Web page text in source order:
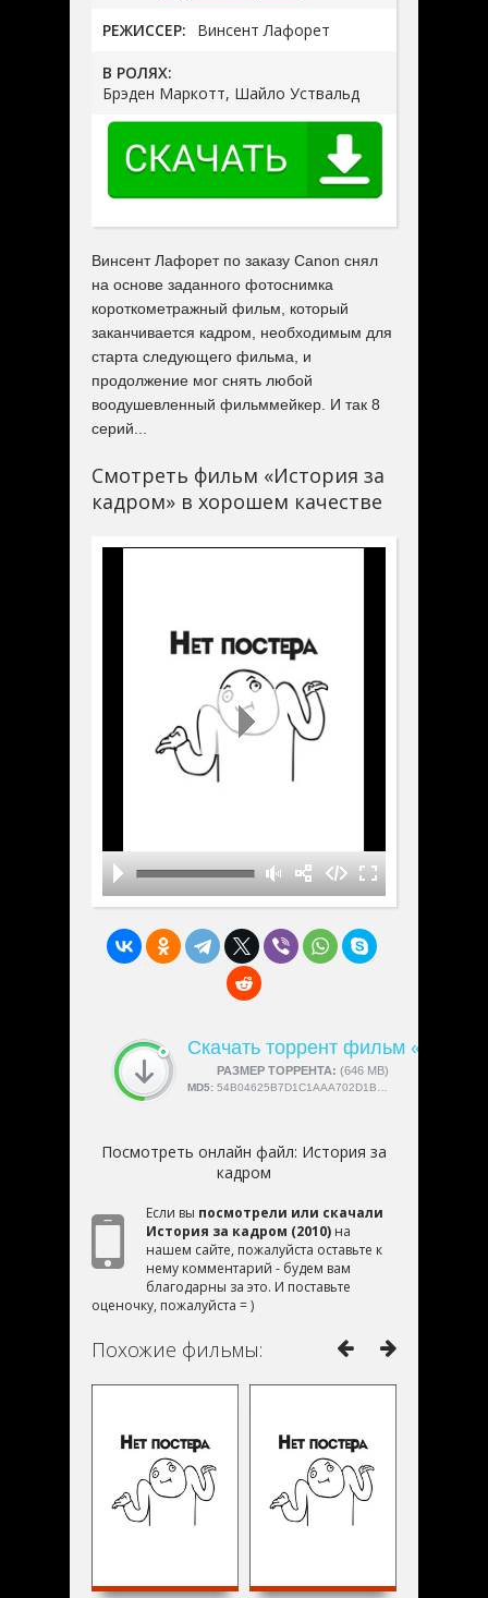
РЕЖИССЕР: Винсент Лафорет
В РОЛЯХ:
Брэден Маркотт, Шайло Уствальд
Винсент Лафорет по заказу Canon снял
на основе заданного фотоснимка
короткометражный фильм, который
заканчивается кадром, необходимым для
старта следующего фильма, и
продолжение мог снять любой
воодушевленный фильммейкер. И так 8
серий...
Смотреть фильм «История за
кадром» в хорошем качестве
Скачать торрент фильм
РАЗМЕР ТОРРЕНТА: (646 MB)
СКАЧАЛИ:4189
MD5: 54B04625B7D1C1AAA702D1B855FCC512
Посмотреть онлайн файл: История за
кадром
Если вы посмотрели или скачали
История за кадром (2010) на
нашем сайте, пожалуйста оставьте к
нему комментарий - будем вам
благодарны за это. И поставьте
оценочку, пожалуйста = )
Похожие фильмы: